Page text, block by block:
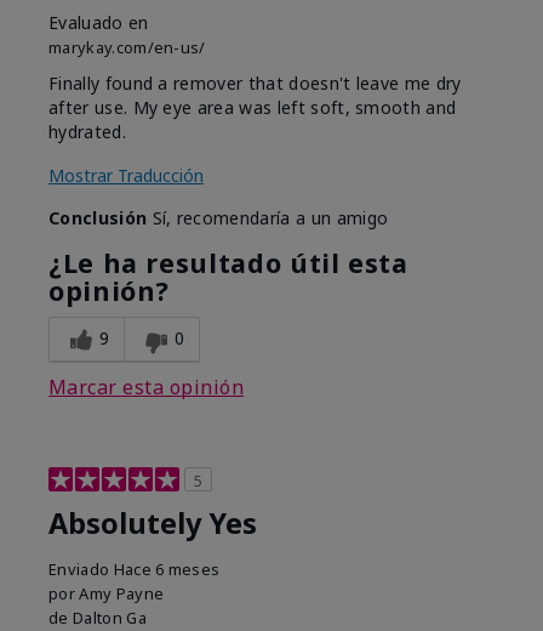
Evaluado en
marykay.com/en-us/
Finally found a remover that doesn't leave me dry
after use. My eye area was left soft, smooth and
hydrated.
Mostrar Traducción
Conclusión Sí, recomendaría a un amigo
¿Le ha resultado útil esta
opinión?
9 0
Marcar esta opinión
5
Absolutely Yes
Enviado Hace 6 meses
porAmy Payne
de Dalton Ga